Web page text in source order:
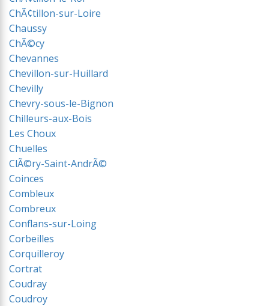
ChÃ¢tillon-sur-Loire
Chaussy
ChÃ©cy
Chevannes
Chevillon-sur-Huillard
Chevilly
Chevry-sous-le-Bignon
Chilleurs-aux-Bois
Les Choux
Chuelles
ClÃ©ry-Saint-AndrÃ©
Coinces
Combleux
Combreux
Conflans-sur-Loing
Corbeilles
Corquilleroy
Cortrat
Coudray
Coudroy